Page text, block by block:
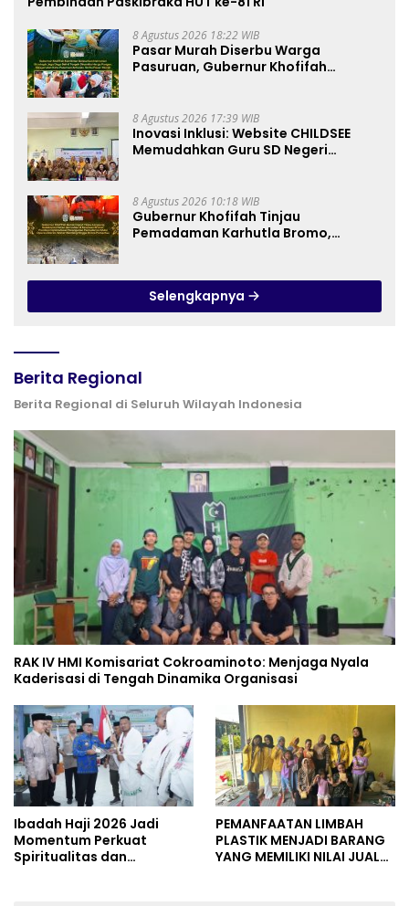
8 Agustus 2026 18:22 WIB
Pasar Murah Diserbu Warga
Pasuruan, Gubernur Khofifah
8 Agustus 2026 17:39 WIB
Inovasi Inklusi: Website CHILDSEE
Memudahkan Guru SD Negeri
8 Agustus 2026 10:18 WIB
Gubernur Khofifah Tinjau
Pemadaman Karhutla Bromo,
Selengkapnya
Berita Regional
Berita Regional di Seluruh Wilayah Indonesia
RAK IV HMI Komisariat Cokroaminoto: Menjaga Nyala
Kaderisasi di Tengah Dinamika Organisasi
Ibadah Haji 2026 Jadi
Momentum Perkuat
Spiritualitas dan
PEMANFAATAN LIMBAH
PLASTIK MENJADI BARANG
YANG MEMILIKI NILAI JUAL